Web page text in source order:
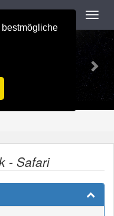
- Safari